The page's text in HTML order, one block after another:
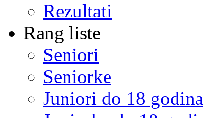
Rezultati
Rang liste
Seniori
Seniorke
Juniori do 18 godina